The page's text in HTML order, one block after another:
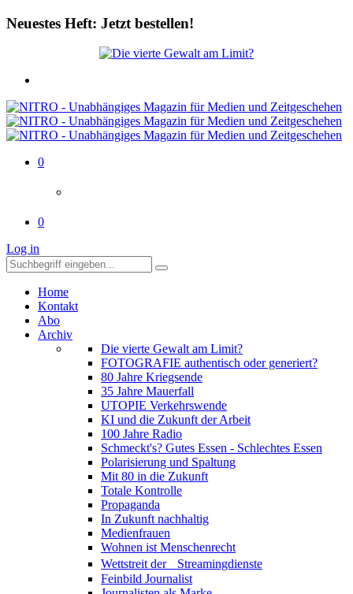
Neuestes Heft: Jetzt bestellen!
0
0
Log in
Home
Kontakt
Abo
Archiv
Die vierte Gewalt am Limit?
FOTOGRAFIE authentisch oder generiert?
80 Jahre Kriegsende
35 Jahre Mauerfall
UTOPIE Verkehrswende
KI und die Zukunft der Arbeit
100 Jahre Radio
Schmeckt's? Gutes Essen - Schlechtes Essen
Polarisierung und Spaltung
Mit 80 in die Zukunft
Totale Kontrolle
Propaganda
In Zukunft nachhaltig
Medienfrauen
Wohnen ist Menschenrecht
Wettstreit der Streamingdienste
Feinbild Journalist